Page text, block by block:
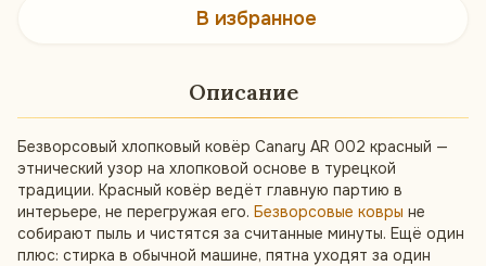
В избранное
Описание
Безворсовый хлопковый ковёр Canary AR 002 красный —
этнический узор на хлопковой основе в турецкой
традиции. Красный ковёр ведёт главную партию в
интерьере, не перегружая его. Безворсовые ковры не
собирают пыль и чистятся за считанные минуты. Ещё один
плюс: стирка в обычной машине, пятна уходят за один